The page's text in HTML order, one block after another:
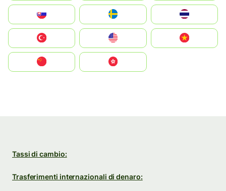
United States
中國香港特別行政區
Tassi di cambio:
Trasferimenti internazionali di denaro: